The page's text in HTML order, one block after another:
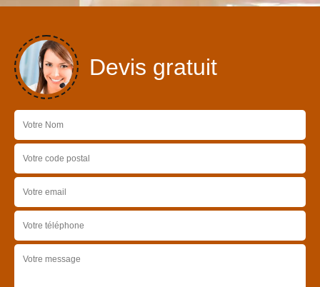
Devis gratuit